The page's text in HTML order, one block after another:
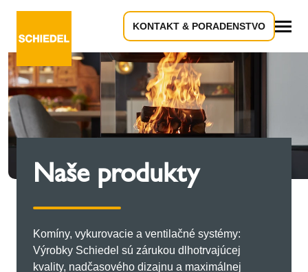
KONTAKT & PORADENSTVO
Naše produkty
Komíny, vykurovacie a ventilačné systémy:
Výrobky Schiedel sú zárukou dlhotrvajúcej
kvality, nadčasového dizajnu a maximálnej